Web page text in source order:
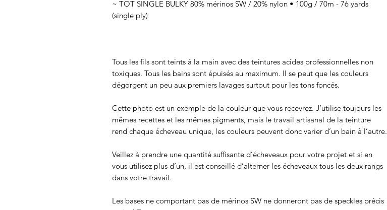
~ TOT SINGLE BULKY 80% mérinos SW / 20% nylon • 100g / 70m - 76 yards
(single ply)
Tous les fils sont teints à la main avec des teintures acides professionnelles non
toxiques. Tous les bains sont épuisés au maximum. Il se peut que les couleurs
dégorgent un peu aux premiers lavages surtout pour les tons foncés.
Cette photo est un exemple de la couleur que vous recevrez. J’utilise toujours les
mêmes recettes et les mêmes pigments, mais le travail artisanal de la teinture
rend chaque écheveau unique, les couleurs peuvent donc varier d’un bain à l’autre.
Veillez à prendre une quantité suffisante d’écheveaux pour votre projet et si en
vous utilisez plus d’un, il est conseillé d’alterner les écheveaux tous les deux rangs
dans votre travail.
Les bases ne comportant pas de mérinos SW ne donneront pas de speckles précis